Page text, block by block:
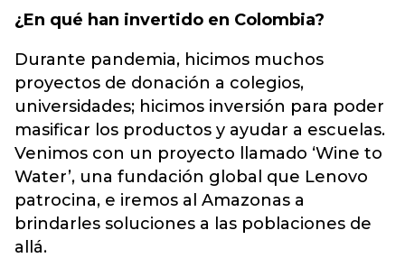
¿En qué han invertido en Colombia?
Durante pandemia, hicimos muchos
proyectos de donación a colegios,
universidades; hicimos inversión para poder
masificar los productos y ayudar a escuelas.
Venimos con un proyecto llamado ‘Wine to
Water’, una fundación global que Lenovo
patrocina, e iremos al Amazonas a
brindarles soluciones a las poblaciones de
allá.